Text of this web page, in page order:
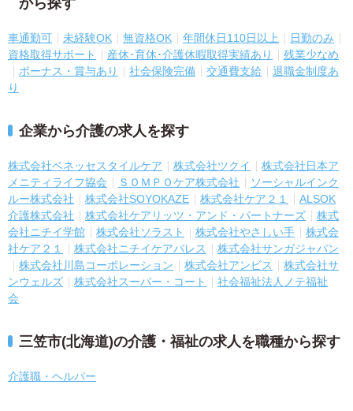
から探す
車通勤可 未経験OK 無資格OK 年間休日110日以上
日勤のみ
資格取得サポート
産休･育休･介護休暇取得実績あり
残業少なめ
ボーナス・賞与あり
社会保険完備 交通費支給
退職金制度あ
り
企業から介護の求人を探す
株式会社ベネッセスタイルケア 株式会社ツクイ
株式会社日本ア
メニティライフ協会
ＳＯＭＰＯケア株式会社
ソーシャルインク
ルー株式会社
株式会社SOYOKAZE 株式会社ケア２１
ALSOK
介護株式会社
株式会社ケアリッツ・アンド・パートナーズ
株式
会社ニチイ学館
株式会社ソラスト 株式会社やさしい手
株式会
社ケア２１
株式会社ニチイケアパレス
株式会社サンガジャパン
株式会社川島コーポレーション
株式会社アンビス
株式会社サ
ンウェルズ
株式会社スーパー・コート
社会福祉法人ノテ福祉
会
三笠市(北海道)の介護・福祉の求人を職種から探す
介護職・ヘルパー